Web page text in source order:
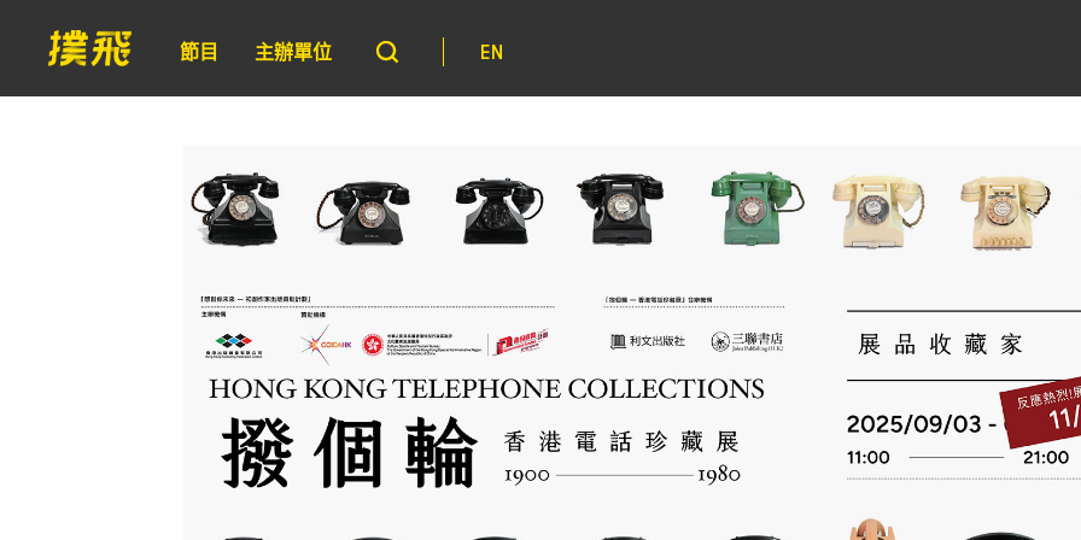
節目 主辦單位 EN